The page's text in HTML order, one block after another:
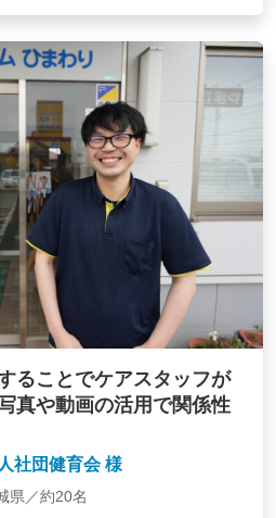
ることでケアスタッフが
真や動画の活用で関係性
社団健育会 様
県／約20名